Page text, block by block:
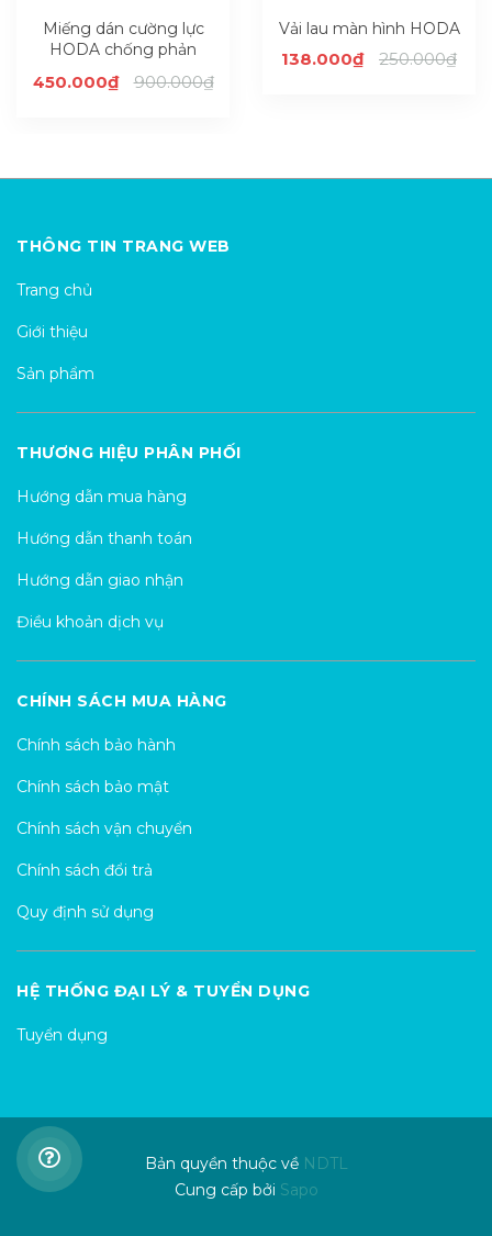
Miếng dán cường lực
HODA chống phản
chiếu 3D UV Full Glue
cho Google Pixel 6 Pro
450.000₫ 900.000₫
Vải lau màn hình HODA
138.000₫ 250.000₫
THÔNG TIN TRANG WEB
Trang chủ
Giới thiệu
Sản phẩm
THƯƠNG HIỆU PHÂN PHỐI
Hướng dẫn mua hàng
Hướng dẫn thanh toán
Hướng dẫn giao nhận
Điều khoản dịch vụ
CHÍNH SÁCH MUA HÀNG
Chính sách bảo hành
Chính sách bảo mật
Chính sách vận chuyển
Chính sách đổi trả
Quy định sử dụng
HỆ THỐNG ĐẠI LÝ & TUYỂN DỤNG
Tuyển dụng
Bản quyền thuộc về NDTL
Cung cấp bởi Sapo